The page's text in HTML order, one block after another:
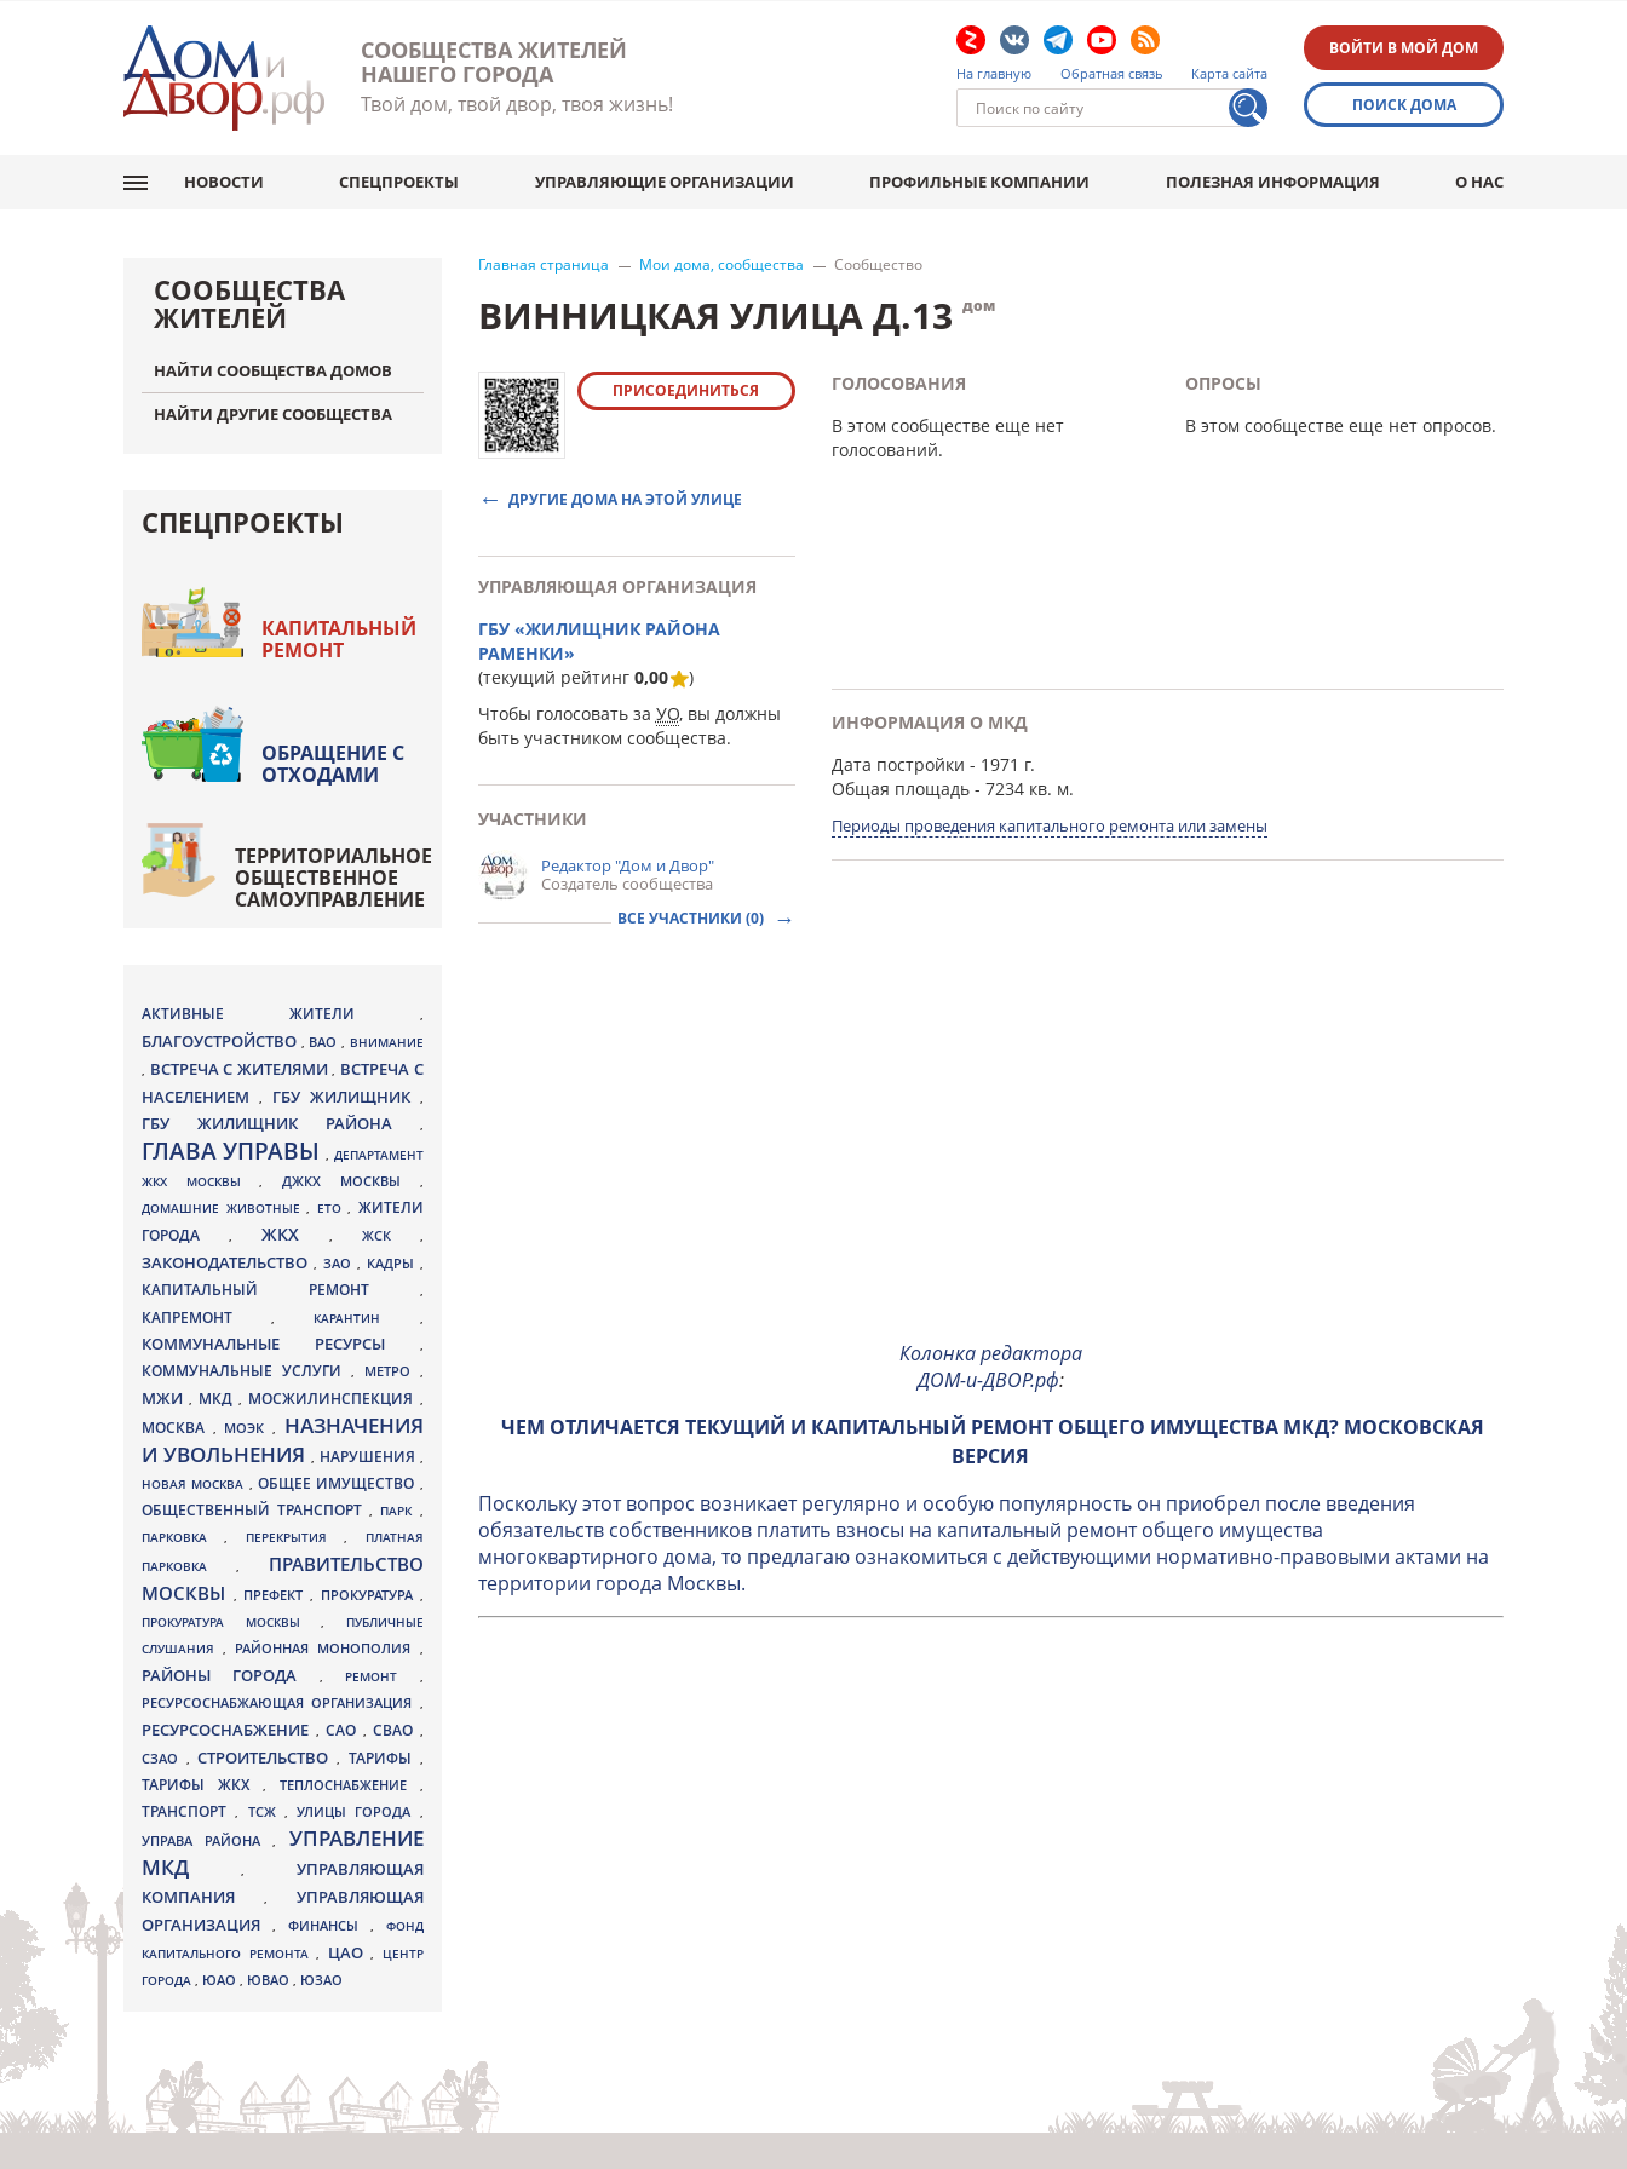
СООБЩЕСТВА ЖИТЕЛЕЙ
НАШЕГО ГОРОДА
Твой дом, твой двор, твоя жизнь!
На главную Обратная связь Карта сайта
ВОЙТИ В МОЙ ДОМ
ПОИСК ДОМА
НОВОСТИ СПЕЦПРОЕКТЫ УПРАВЛЯЮЩИЕ ОРГАНИЗАЦИИ ПРОФИЛЬНЫЕ КОМПАНИИ ПОЛЕЗНАЯ ИНФОРМАЦИЯ О НАС
Главная страница Мои дома, сообщества Сообщество
ВИННИЦКАЯ УЛИЦА Д.13 дом
ПРИСОЕДИНИТЬСЯ
ДРУГИЕ ДОМА НА ЭТОЙ УЛИЦЕ
УПРАВЛЯЮЩАЯ ОРГАНИЗАЦИЯ
ГБУ «ЖИЛИЩНИК РАЙОНА
РАМЕНКИ»
(текущий рейтинг 0,00
)
Чтобы голосовать за УО, вы должны
быть участником сообщества.
УЧАСТНИКИ
Редактор "Дом и Двор"
Создатель сообщества
ВСЕ УЧАСТНИКИ (0)
ГОЛОСОВАНИЯ
В этом сообществе еще нет
голосований.
ОПРОСЫ
В этом сообществе еще нет опросов.
ИНФОРМАЦИЯ О МКД
Дата постройки - 1971 г.
Общая площадь- 7234 кв. м.
Периоды проведения капитального ремонта или замены
Колонка редактора
ДОМ-и-ДВОР.рф:
ЧЕМ ОТЛИЧАЕТСЯ ТЕКУЩИЙ И КАПИТАЛЬНЫЙ РЕМОНТ ОБЩЕГО ИМУЩЕСТВА МКД? МОСКОВСКАЯ
ВЕРСИЯ
Поскольку этот вопрос возникает регулярно и особую популярность он приобрел после введения
обязательств собственников платить взносы на капитальный ремонт общего имущества
многоквартирного дома, то предлагаю ознакомиться с действующими нормативно-правовыми актами на
территории города Москвы.
СООБЩЕСТВА
ЖИТЕЛЕЙ
НАЙТИ СООБЩЕСТВА ДОМОВ
НАЙТИ ДРУГИЕ СООБЩЕСТВА
СПЕЦПРОЕКТЫ
КАПИТАЛЬНЫЙ
РЕМОНТ
ОБРАЩЕНИЕ С
ОТХОДАМИ
ТЕРРИТОРИАЛЬНОЕ
ОБЩЕСТВЕННОЕ
САМОУПРАВЛЕНИЕ
АКТИВНЫЕ ЖИТЕЛИ ,
БЛАГОУСТРОЙСТВО , ВАО , ВНИМАНИЕ
, ВСТРЕЧА С ЖИТЕЛЯМИ, ВСТРЕЧА С
НАСЕЛЕНИЕМ
, ГБУ ЖИЛИЩНИК ,
ГБУ ЖИЛИЩНИК РАЙОНА ,
ГЛАВА УПРАВЫ, ДЕПАРТАМЕНТ
ЖКХ МОСКВЫ,ДЖКХ МОСКВЫ ,
ДОМАШНИЕ ЖИВОТНЫЕ , ЕТО , ЖИТЕЛИ
ГОРОДА
, ЖКХ , ЖСК ,
ЗАКОНОДАТЕЛЬСТВО , ЗАО , КАДРЫ ,
КАПИТАЛЬНЫЙ РЕМОНТ ,
КАПРЕМОНТ , КАРАНТИН ,
КОММУНАЛЬНЫЕ РЕСУРСЫ ,
КОММУНАЛЬНЫЕ УСЛУГИ , МЕТРО ,
МЖИ, МКД , МОСЖИЛИНСПЕКЦИЯ ,
МОСКВА , МОЭК ,
НАЗНАЧЕНИЯ
И УВОЛЬНЕНИЯ , НАРУШЕНИЯ ,
НОВАЯ МОСКВА , ОБЩЕЕ ИМУЩЕСТВО ,
ОБЩЕСТВЕННЫЙ ТРАНСПОРТ, ПАРК ,
ПАРКОВКА, ПЕРЕКРЫТИЯ,
ПЛАТНАЯ
ПАРКОВКА ,
ПРАВИТЕЛЬСТВО
МОСКВЫ , ПРЕФЕКТ, ПРОКУРАТУРА ,
ПРОКУРАТУРА МОСКВЫ ,
ПУБЛИЧНЫЕ
СЛУШАНИЯ, РАЙОННАЯ МОНОПОЛИЯ ,
РАЙОНЫ ГОРОДА , РЕМОНТ ,
РЕСУРСОСНАБЖАЮЩАЯ ОРГАНИЗАЦИЯ ,
РЕСУРСОСНАБЖЕНИЕ , САО , СВАО ,
СЗАО ,СТРОИТЕЛЬСТВО, ТАРИФЫ ,
ТАРИФЫ ЖКХ , ТЕПЛОСНАБЖЕНИЕ ,
ТРАНСПОРТ, ТСЖ , УЛИЦЫ ГОРОДА ,
УПРАВА РАЙОНА, УПРАВЛЕНИЕ
МКД, УПРАВЛЯЮЩАЯ
КОМПАНИЯ
, УПРАВЛЯЮЩАЯ
ОРГАНИЗАЦИЯ
, ФИНАНСЫ , ФОНД
КАПИТАЛЬНОГО РЕМОНТА , ЦАО ,
ЦЕНТР
ГОРОДА , ЮАО , ЮВАО , ЮЗАО